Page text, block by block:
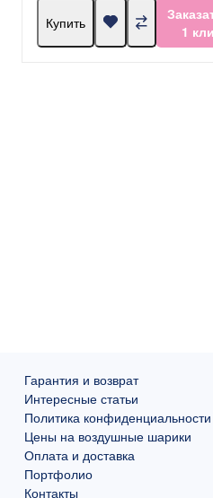
Купить
1
Гарантия и возврат
Интересные статьи
Политика конфиденциальности
Цены на воздушные шарики
Оплата и доставка
Портфолио
Контакты